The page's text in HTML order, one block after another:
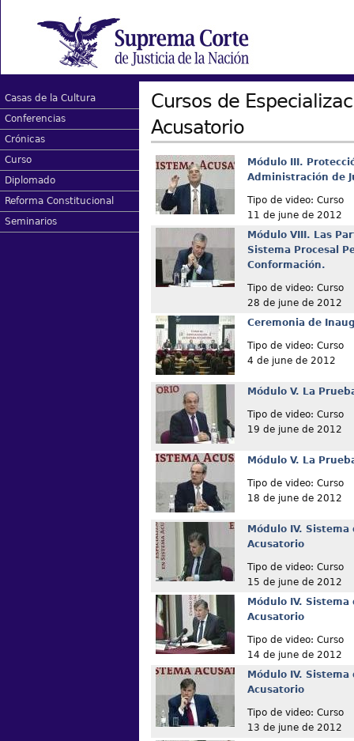
Casas de la Cultura
Conferencias
Crónicas
Curso
Diplomado
Reforma Constitucional
Seminarios
Cursos de
Acusatorio
Módulo III.
Administración de
Tipo de video: Curso
11 de june de 2012
Módulo VIII. Las
Sistema Procesal
Conformación.
Tipo de video: Curso
28 de june de 2012
Ceremonia de
Tipo de video: Curso
4 de june de 2012
Módulo V. La
Tipo de video: Curso
19 de june de 2012
Módulo V. La
Tipo de video: Curso
18 de june de 2012
Módulo IV.
Acusatorio
Tipo de video: Curso
15 de june de 2012
Módulo IV.
Acusatorio
Tipo de video: Curso
14 de june de 2012
Módulo IV.
Acusatorio
Tipo de video: Curso
13 de june de 2012